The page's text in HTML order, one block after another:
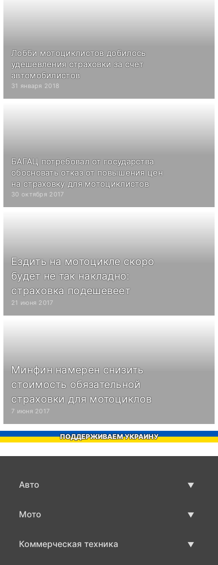
Лобби мотоциклистов добилось
удешевления страховки за счет
автомобилистов
31 января 2018
БАГАЦ потребовал от государства
обосновать отказ от повышения цен
на страховку для мотоциклистов
30 октября 2017
Ездить на мотоцикле скоро
будет не так накладно:
страховка подешевеет
21 июня 2017
Минфин намерен снизить
стоимость обязательной
страховки для мотоциклов
7 июня 2017
ПОДДЕРЖИВАЕМ УКРАИНУ
Авто
Мото
Коммерческая техника